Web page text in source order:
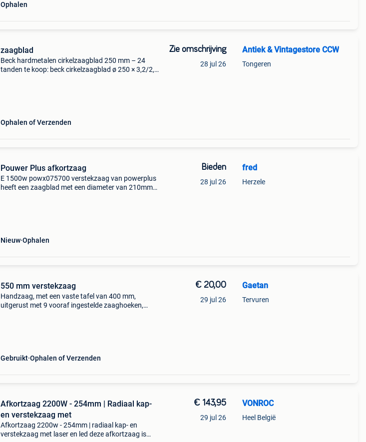
Ophalen
zaagblad
Beck hardmetalen cirkelzaagblad 250 mm – 24
tanden te koop: beck cirkelzaagblad ø 250 × 3,2/2,2
Ophalen of Verzenden
Zie omschrijving
28 jul 26
Antiek & Vintagestore CCW
Tongeren
Pouwer Plus afkortzaag
E 1500w powx075700 verstekzaag van powerplus
heeft een zaagblad met een diameter van 210mm
Nieuw Ophalen
Bieden
28 jul 26
fred
Herzele
550 mm verstekzaag
Handzaag, met een vaste tafel van 400 mm,
uitgerust met 9 vooraf ingestelde zaaghoeken,
Gebruikt Ophalen of Verzenden
€ 20,00
29 jul 26
Gaetan
Tervuren
Afkortzaag 2200W - 254mm | Radiaal kap-
en verstekzaag met
Afkortzaag 2200w - 254mm | radiaal kap- en
verstekzaag met laser en led deze afkortzaag is
€ 143,95
29 jul 26
VONROC
Heel België